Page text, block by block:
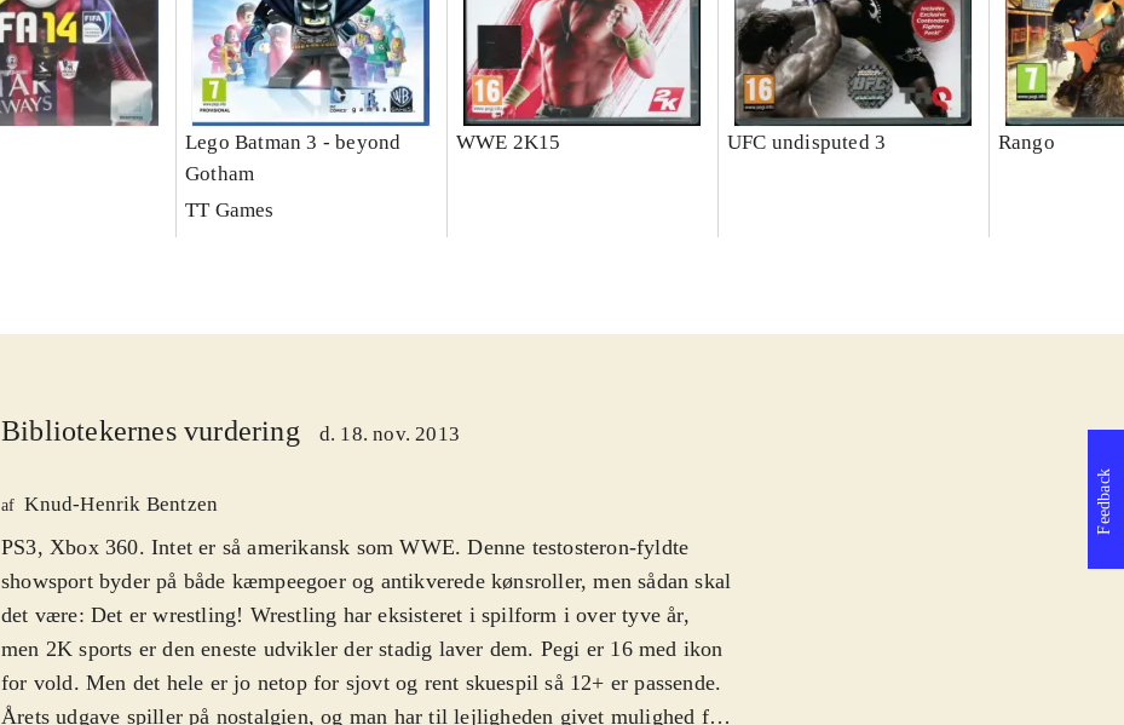
Lego Batman 3 - beyond
Gotham
TT Games
WWE 2K15 UFC undisputed 3 Rango
Bibliotekernes vurdering d. 18. nov. 2013
af Knud-Henrik Bentzen
PS3, Xbox 360. Intet er så amerikansk som WWE. Denne testosteron-fyldte
showsport byder på både kæmpeegoer og antikverede kønsroller, men sådan skal
det være: Det er wrestling! Wrestling har eksisteret i spilform i over tyve år,
men 2K sports er den eneste udvikler der stadig laver dem. Pegi er 16 med ikon
for vold. Men det hele er jo netop for sjovt og rent skuespil så 12+ er passende.
Årets udgave spiller på nostalgien, og man har til lejligheden givet mulighed for
Feedback